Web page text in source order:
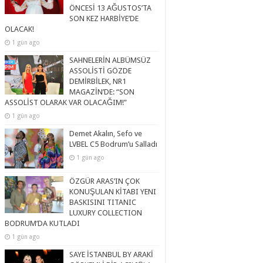
ÖNCESİ 13 AĞUSTOS’TA
SON KEZ HARBİYE’DE
OLACAK!
1 gün ago
SAHNELERİN ALBÜMSÜZ
ASSOLİSTİ GÖZDE
DEMİRBİLEK, NR1
MAGAZİN’DE: “SON
ASSOLİST OLARAK VAR OLACAĞIM!”
1 gün ago
Demet Akalın, Sefo ve
LVBEL C5 Bodrum’u Salladı
1 gün ago
ÖZGÜR ARAS’IN ÇOK
KONUŞULAN KİTABI YENI
BASKISINI TITANIC
LUXURY COLLECTION
BODRUM’DA KUTLADI
1 gün ago
SAYE İSTANBUL BY ARAKİ